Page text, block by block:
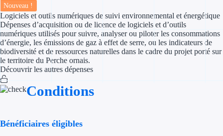
Garantie
Par financeur
Nouveau !
Logiciels et outils numériques de suivi environnemental et énergétique
Dépenses d’acquisition ou de licence de logiciels et d’outils
numériques utilisés pour suivre, analyser ou piloter les consommations
d’énergie, les émissions de gaz à effet de serre, ou les indicateurs de
biodiversité et de ressources naturelles dans le cadre du projet porté sur
le territoire du Perche ornais.
Découvrir les autres dépenses
Conditions
Bénéficiaires éligibles